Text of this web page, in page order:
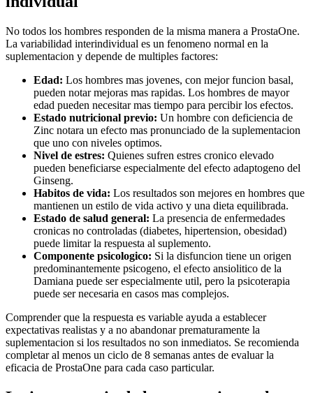
No todos los hombres responden de la misma manera a ProstaOne.
La variabilidad interindividual es un fenomeno normal en la
suplementacion y depende de multiples factores:
Edad: Los hombres mas jovenes, con mejor funcion basal,
pueden notar mejoras mas rapidas. Los hombres de mayor
edad pueden necesitar mas tiempo para percibir los efectos.
Estado nutricional previo: Un hombre con deficiencia de
Zinc notara un efecto mas pronunciado de la suplementacion
que uno con niveles optimos.
Nivel de estres: Quienes sufren estres cronico elevado
pueden beneficiarse especialmente del efecto adaptogeno del
Ginseng.
Habitos de vida: Los resultados son mejores en hombres que
mantienen un estilo de vida activo y una dieta equilibrada.
Estado de salud general: La presencia de enfermedades
cronicas no controladas (diabetes, hipertension, obesidad)
puede limitar la respuesta al suplemento.
Componente psicologico: Si la disfuncion tiene un origen
predominantemente psicogeno, el efecto ansiolitico de la
Damiana puede ser especialmente util, pero la psicoterapia
puede ser necesaria en casos mas complejos.
Comprender que la respuesta es variable ayuda a establecer
expectativas realistas y a no abandonar prematuramente la
suplementacion si los resultados no son inmediatos. Se recomienda
completar al menos un ciclo de 8 semanas antes de evaluar la
eficacia de ProstaOne para cada caso particular.